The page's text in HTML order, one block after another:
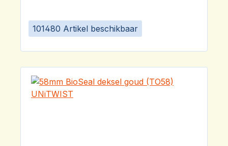
101480 Artikel beschikbaar